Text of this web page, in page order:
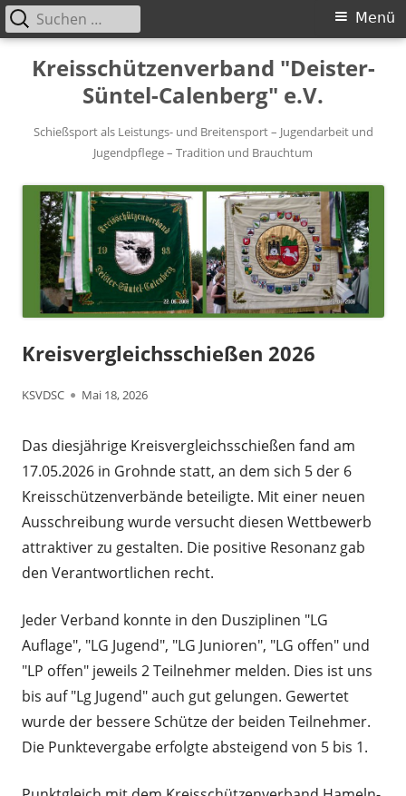
Kreisschützenverband "Deister-
Süntel-Calenberg" e.V.
Schießsport als Leistungs- und Breitensport – Jugendarbeit und
Jugendpflege – Tradition und Brauchtum
Primäres
Menü
Menü
Suchen
nach:
Kreisvergleichsschießen 2026
Autor
KSVDSC
Veröffentlicht
Mai 18, 2026
Das diesjährige Kreisvergleichsschießen fand am
17.05.2026 in Grohnde statt, an dem sich 5 der 6
Kreisschützenverbände beteiligte. Mit einer neuen
Ausschreibung wurde versucht diesen Wettbewerb
attraktiver zu gestalten. Die positive Resonanz gab
den Verantwortlichen recht.
Jeder Verband konnte in den Dusziplinen "LG
Auflage", "LG Jugend", "LG Junioren", "LG offen" und
"LP offen" jeweils 2 Teilnehmer melden. Dies ist uns
bis auf "Lg Jugend" auch gut gelungen. Gewertet
wurde der bessere Schütze der beiden Teilnehmer.
Die Punktevergabe erfolgte absteigend von 5 bis 1.